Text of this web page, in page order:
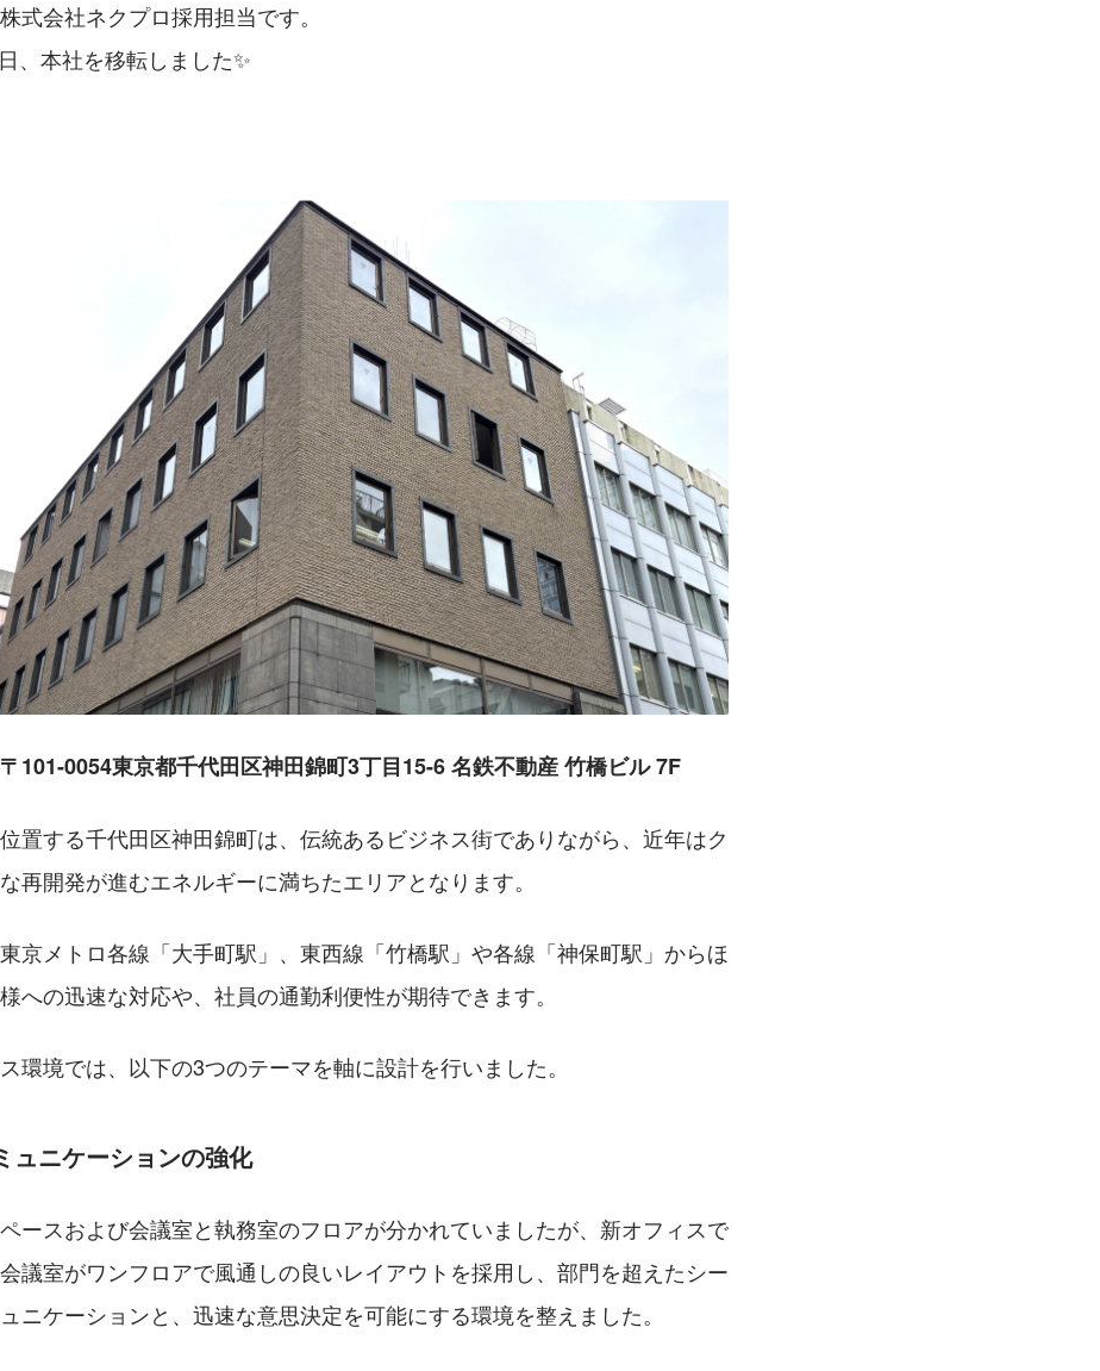
式会社ネクプロ採用担当です。
、本社を移転しました​✨
101-0054東京都千代田区神田錦町3丁目15-6 名鉄不動産 竹橋ビル 7F
置する千代田区神田錦町は、伝統あるビジネス街でありながら、近年はク
再開発が進むエネルギーに満ちたエリアとなります。
京メトロ各線「大手町駅」、東西線「竹橋駅」や各線「神保町駅」からほ
への迅速な対応や、社員の通勤利便性が期待できます。
環境では、以下の3つのテーマを軸に設計を行いました。
ュニケーションの強化
ースおよび会議室と執務室のフロアが分かれていましたが、新オフィスで
議室がワンフロアで風通しの良いレイアウトを採用し、部門を超えたシー
ニケーションと、迅速な意思決定を可能にする環境を整えました。